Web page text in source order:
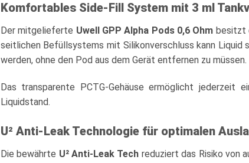
Komfortables Side-Fill System mit 3 ml
Der mitgelieferte Uwell GPP Alpha Pods 0,6 Ohm besitzt
seitlichen Befüllsystems mit Silikonverschluss kann Liquid
werden, ohne den Pod aus dem Gerät entfernen zu müssen.
Das transparente PCTG-Gehäuse ermöglicht jederzeit
Liquidstand.
U² Anti-Leak Technologie für optimalen
Die bewährte U² Anti-Leak Tech reduziert das Risiko von